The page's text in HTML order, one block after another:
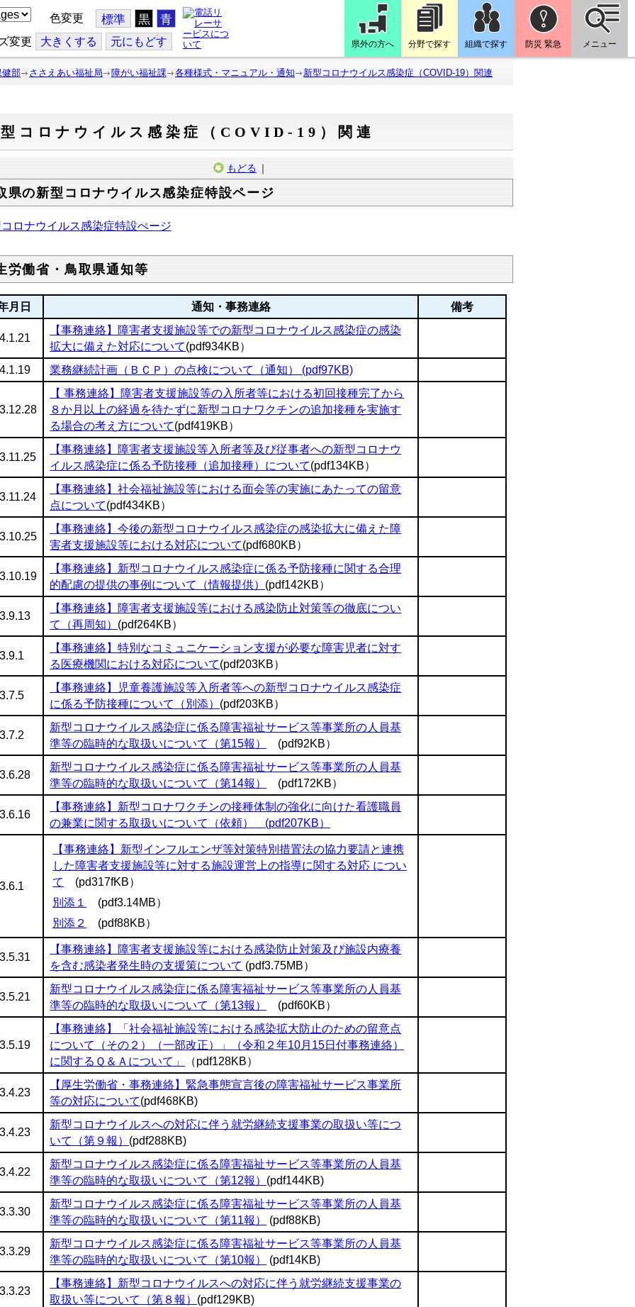
色変更 標準 黒 青
変更 大きくする 元にもどす 県外の方へ 分野で探す 組織で探す 防災 緊急 メニュー
健部 ささえあい福祉局 障がい福祉課 各種様式・マニュアル・通知 新型コロナウイルス感染症（COVID-19）関連
コロナウイルス感染症（COVID-19）関連
もどる ｜
県の新型コロナウイルス感染症特設ページ
ロナウイルス感染症特設ぺージ
労働省・鳥取県通知等
月日 通知・事務連絡 備考
【事務連絡】障害者支援施設等での新型コロナウイルス感染症の感染
拡大に備えた対応について(pdf934KB）
業務継続計画（ＢＣＰ）の点検について（通知） (pdf97KB)
【 事務連絡】障害者支援施設等の入所者等における初回接種完了から
８か月以上の経過を待たずに新型コロナワクチンの追加接種を実施す
る場合の考え方について(pdf419KB）
【事務連絡】障害者支援施設等入所者等及び従事者への新型コロナウ
イルス感染症に係る予防接種（追加接種）について(pdf134KB）
【事務連絡】社会福祉施設等における面会等の実施にあたっての留意
点について(pdf434KB）
【事務連絡】今後の新型コロナウイルス感染症の感染拡大に備えた障
害者支援施設等における対応について(pdf680KB）
【事務連絡】新型コロナウイルス感染症に係る予防接種に関する合理
的配慮の提供の事例について（情報提供） (pdf142KB）
【事務連絡】障害者支援施設等における感染防止対策等の徹底につい
て（再周知） (pdf264KB）
【事務連絡】特別なコミュニケーション支援が必要な障害児者に対す
る医療機関における対応について(pdf203KB）
【事務連絡】児童養護施設等入所者等への新型コロナウイルス感染症
に係る予防接種について（別添） (pdf203KB）
新型コロナウイルス感染症に係る障害福祉サービス等事業所の人員基
準等の臨時的な取扱いについて（第15報）
(pdf92KB）
新型コロナウイルス感染症に係る障害福祉サービス等事業所の人員基
準等の臨時的な取扱いについて（第14報）
(pdf172KB）
【事務連絡】新型コロナワクチンの接種体制の強化に向けた看護職員
の兼業に関する取扱いについて（依頼） (pdf207KB）
【事務連絡】新型インフルエンザ等対策特別措置法の協力要請と連携
した障害者支援施設等に対する施設運営上の指導に関する対応 につい
て
(pd317fKB）
別添１
(pdf3.14MB）
別添２
(pdf88KB）
【事務連絡】障害者支援施設等における感染防止対策及び施設内療養
を含む感染者発生時の支援策について (pdf3.75MB）
新型コロナウイルス感染症に係る障害福祉サービス等事業所の人員基
準等の臨時的な取扱いについて（第13報）
(pdf60KB）
【事務連絡】「社会福祉施設等における感染拡大防止のための留意点
について（その２）（一部改正）」（令和２年10月15日付事務連絡）
に関するＱ＆Ａについて」
（pdf128KB）
【厚生労働省・事務連絡】緊急事態宣言後の障害福祉サービス事業所
等の対応について(pdf468KB)
新型コロナウイルスへの対応に伴う就労継続支援事業の取扱い等につ
いて（第９報） (pdf288KB)
新型コロナウイルス感染症に係る障害福祉サービス等事業所の人員基
準等の臨時的な取扱いについて（第12報） (pdf144KB)
新型コロナウイルス感染症に係る障害福祉サービス等事業所の人員基
準等の臨時的な取扱いについて（第11報）
(pdf88KB)
新型コロナウイルス感染症に係る障害福祉サービス等事業所の人員基
準等の臨時的な取扱いについて（第10報）
(pdf14KB)
【事務連絡】新型コロナウイルスへの対応に伴う就労継続支援事業の
取扱い等について（第８報） (pdf129KB)